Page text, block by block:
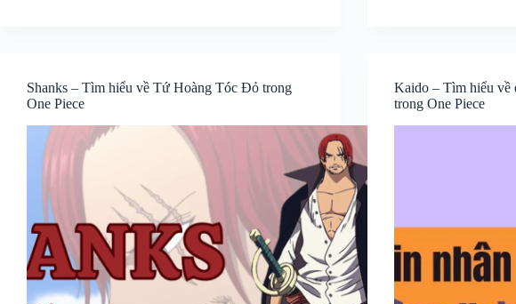
Shanks – Tìm hiểu về Tứ Hoàng Tóc Đỏ trong
One Piece
Kaido – Tìm hiểu về
trong One Piece